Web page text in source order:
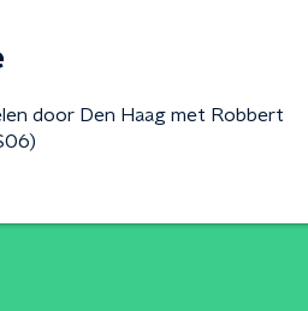
door Den Haag met Robbert